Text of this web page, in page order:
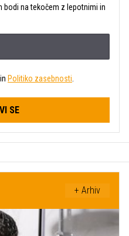
bodi na tekočem z lepotnimi in
in Politiko zasebnosti
SE
+ Arhiv